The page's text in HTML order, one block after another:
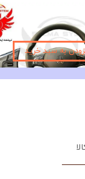
۱۰,۱۹۰,۰۰۰ تومان
به سبد خرید